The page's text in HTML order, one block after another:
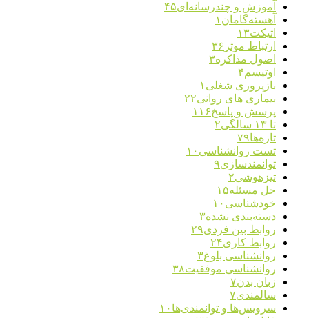
آموزش و چندرسانه‌ای۴۵
آهسته‌گامان ۱
اتیکت۱۳
ارتباط موثر ۳۶
اصول مذاکره۳
اوتیسم۴
بازپروری شغلی ۱
بیماری های روانی۲۲
پرسش و پاسخ۱۱۶
تا ۱۳ سالگی
۲
تازه‌ها۷۹
تست روانشناسی ۱۰
توانمندسازی۹
تیزهوشی۲
حل مسئله۱۵
خودشناسی ۱۰
دسته‌بندی نشده۳
روابط بین فردی۲۹
روابط کاری۲۴
روانشناسی بلوغ۳
روانشناسی موفقیت۳۸
زبان بدن۷
سالمندی۷
سرویس‌ها و توانمندی‌ها ۱۰